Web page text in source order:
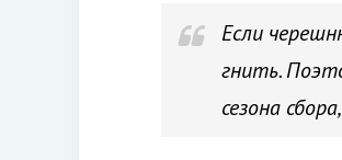
Если
гнить.
сезона